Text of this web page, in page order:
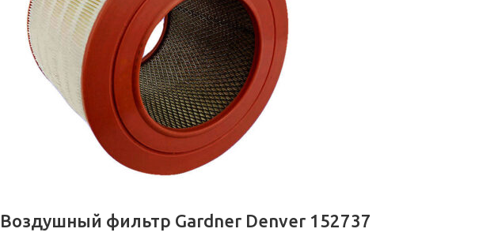
Воздушный фильтр Gardner Denver 152737